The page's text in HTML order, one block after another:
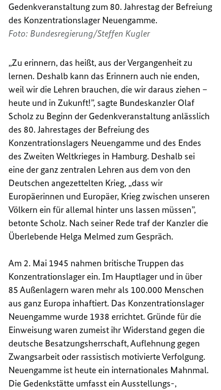
Gedenkveranstaltung zum 80. Jahrestag der Befreiung
des Konzentrationslager Neuengamme.
Foto: Bundesregierung/Steffen Kugler
„Zu erinnern, das heißt, aus der Vergangenheit zu
lernen. Deshalb kann das Erinnern auch nie enden,
weil wir die Lehren brauchen, die wir daraus ziehen –
heute und in Zukunft!”, sagte Bundeskanzler Olaf
Scholz zu Beginn der Gedenkveranstaltung anlässlich
des 80. Jahrestages der Befreiung des
Konzentrationslagers Neuengamme und des Endes
des Zweiten Weltkrieges in Hamburg. Deshalb sei
eine der ganz zentralen Lehren aus dem von den
Deutschen angezettelten Krieg, „dass wir
Europäerinnen und Europäer, Krieg zwischen unseren
Völkern ein für allemal hinter uns lassen müssen”,
betonte Scholz. Nach seiner Rede traf der Kanzler die
Überlebende Helga Melmed zum Gespräch.
Am 2. Mai 1945 nahmen britische Truppen das
Konzentrationslager ein. Im Hauptlager und in über
85 Außenlagern waren mehr als 100.000 Menschen
aus ganz Europa inhaftiert. Das Konzentrationslager
Neuengamme wurde 1938 errichtet. Gründe für die
Einweisung waren zumeist ihr Widerstand gegen die
deutsche Besatzungsherrschaft, Auflehnung gegen
Zwangsarbeit oder rassistisch motivierte Verfolgung.
Neuengamme ist heute ein internationales Mahnmal.
Die Gedenkstätte umfasst ein Ausstellungs-,